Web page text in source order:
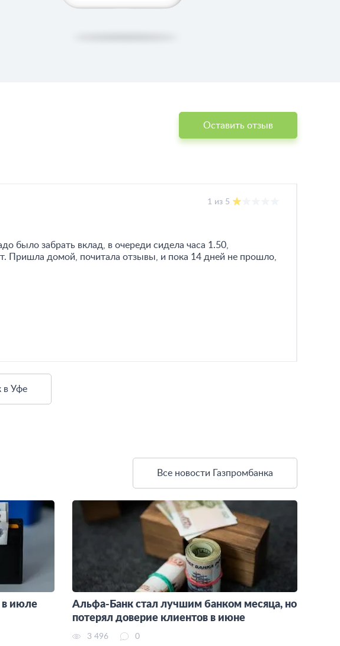
Оставить отзыв
1 из 5
было забрать вклад, в очереди сидела часа 1.50,
Пришла домой, почитала отзывы, и пока 14 дней не прошло,
в Уфе
Все новости Газпромбанка
в июле
Альфа-Банк стал лучшим банком месяца, но
потерял доверие клиентов в июне
3 496 0